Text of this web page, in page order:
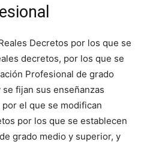
Decretos por los que se
decretos, por los que se
Profesional de grado
fijan sus enseñanzas
el que se modifican
por los que se establecen
grado medio y superior, y